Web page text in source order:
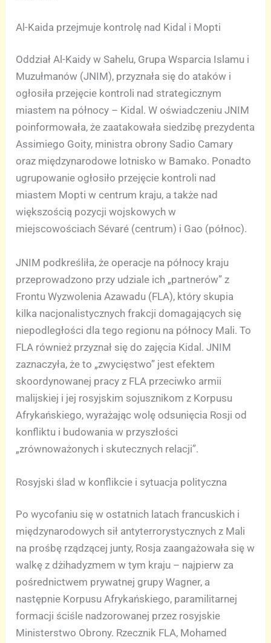
Al-Kaida przejmuje kontrolę nad Kidal i Mopti
Oddział Al-Kaidy w Sahelu, Grupa Wsparcia Islamu i
Muzułmanów (JNIM), przyznała się do ataków i
ogłosiła przejęcie kontroli nad strategicznym
miastem na północy – Kidal. W oświadczeniu JNIM
poinformowała, że zaatakowała siedzibę prezydenta
Assimiego Goity, ministra obrony Sadio Camary
oraz międzynarodowe lotnisko w Bamako. Ponadto
ugrupowanie ogłosiło przejęcie kontroli nad
miastem Mopti w centrum kraju, a także nad
większością pozycji wojskowych w
miejscowościach Sévaré (centrum) i Gao (północ).
JNIM podkreśliła, że operacje na północy kraju
przeprowadzono przy udziale ich „partnerów” z
Frontu Wyzwolenia Azawadu (FLA), który skupia
kilka nacjonalistycznych frakcji domagających się
niepodległości dla tego regionu na północy Mali. To
FLA również przyznał się do zajęcia Kidal. JNIM
zaznaczyła, że to „zwycięstwo” jest efektem
skoordynowanej pracy z FLA przeciwko armii
malijskiej i jej rosyjskim sojusznikom z Korpusu
Afrykańskiego, wyrażając wolę odsunięcia Rosji od
konfliktu i budowania w przyszłości
„zrównoważonych i skutecznych relacji”.
Rosyjski ślad w konflikcie i sytuacja polityczna
Po wycofaniu się w ostatnich latach francuskich i
międzynarodowych sił antyterrorystycznych z Mali
na prośbę rządzącej junty, Rosja zaangażowała się w
walkę z dżihadyzmem w tym kraju – najpierw za
pośrednictwem prywatnej grupy Wagner, a
następnie Korpusu Afrykańskiego, paramilitarnej
formacji ściśle nadzorowanej przez rosyjskie
Ministerstwo Obrony. Rzecznik FLA, Mohamed